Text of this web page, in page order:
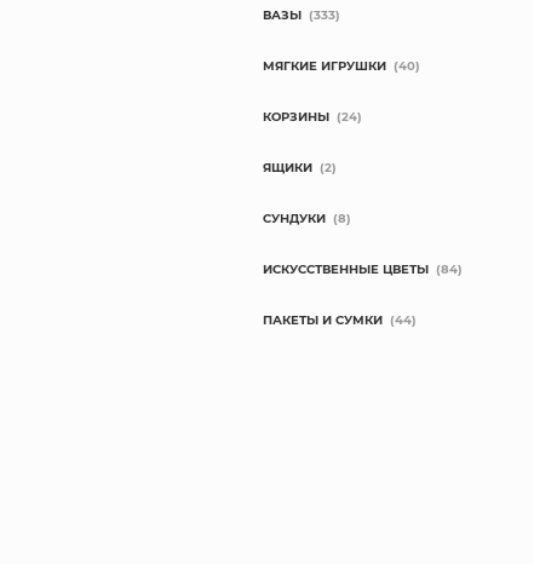
ВАЗЫ (333)
МЯГКИЕ ИГРУШКИ (40)
КОРЗИНЫ (24)
ЯЩИКИ (2)
СУНДУКИ (8)
ИСКУССТВЕННЫЕ ЦВЕТЫ (84)
ПАКЕТЫ И СУМКИ (44)